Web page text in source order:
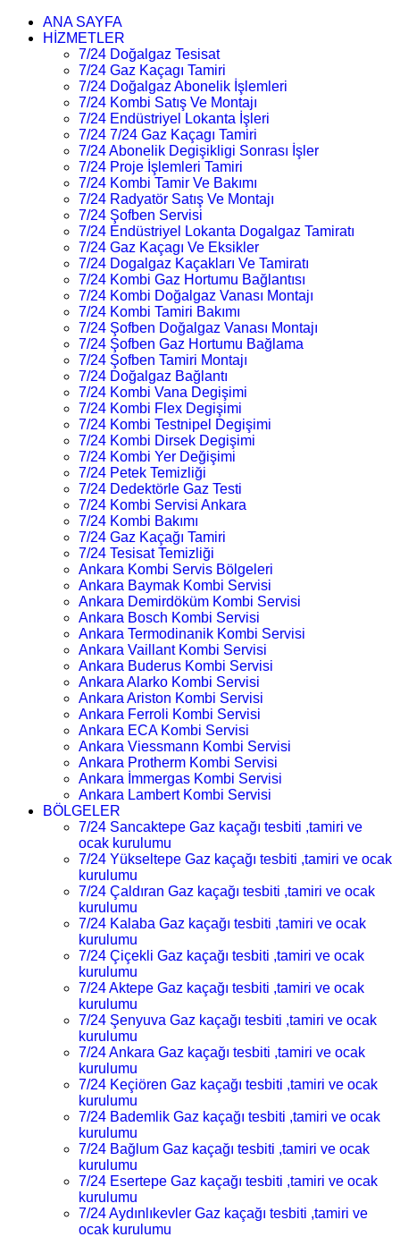
ANA SAYFA
HİZMETLER
7/24 Doğalgaz Tesisat
7/24 Gaz Kaçagı Tamiri
7/24 Doğalgaz Abonelik İşlemleri
7/24 Kombi Satış Ve Montajı
7/24 Endüstriyel Lokanta İşleri
7/24 7/24 Gaz Kaçagı Tamiri
7/24 Abonelik Degişikligi Sonrası İşler
7/24 Proje İşlemleri Tamiri
7/24 Kombi Tamir Ve Bakımı
7/24 Radyatör Satış Ve Montajı
7/24 Şofben Servisi
7/24 Endüstriyel Lokanta Dogalgaz Tamiratı
7/24 Gaz Kaçagı Ve Eksikler
7/24 Dogalgaz Kaçakları Ve Tamiratı
7/24 Kombi Gaz Hortumu Bağlantısı
7/24 Kombi Doğalgaz Vanası Montajı
7/24 Kombi Tamiri Bakımı
7/24 Şofben Doğalgaz Vanası Montajı
7/24 Şofben Gaz Hortumu Bağlama
7/24 Şofben Tamiri Montajı
7/24 Doğalgaz Bağlantı
7/24 Kombi Vana Degişimi
7/24 Kombi Flex Degişimi
7/24 Kombi Testnipel Degişimi
7/24 Kombi Dirsek Degişimi
7/24 Kombi Yer Değişimi
7/24 Petek Temizliği
7/24 Dedektörle Gaz Testi
7/24 Kombi Servisi Ankara
7/24 Kombi Bakımı
7/24 Gaz Kaçağı Tamiri
7/24 Tesisat Temizliği
Ankara Kombi Servis Bölgeleri
Ankara Baymak Kombi Servisi
Ankara Demirdöküm Kombi Servisi
Ankara Bosch Kombi Servisi
Ankara Termodinanik Kombi Servisi
Ankara Vaillant Kombi Servisi
Ankara Buderus Kombi Servisi
Ankara Alarko Kombi Servisi
Ankara Ariston Kombi Servisi
Ankara Ferroli Kombi Servisi
Ankara ECA Kombi Servisi
Ankara Viessmann Kombi Servisi
Ankara Protherm Kombi Servisi
Ankara İmmergas Kombi Servisi
Ankara Lambert Kombi Servisi
BÖLGELER
7/24 Sancaktepe Gaz kaçağı tesbiti ,tamiri ve
ocak kurulumu
7/24 Yükseltepe Gaz kaçağı tesbiti ,tamiri ve ocak
kurulumu
7/24 Çaldıran Gaz kaçağı tesbiti ,tamiri ve ocak
kurulumu
7/24 Kalaba Gaz kaçağı tesbiti ,tamiri ve ocak
kurulumu
7/24 Çiçekli Gaz kaçağı tesbiti ,tamiri ve ocak
kurulumu
7/24 Aktepe Gaz kaçağı tesbiti ,tamiri ve ocak
kurulumu
7/24 Şenyuva Gaz kaçağı tesbiti ,tamiri ve ocak
kurulumu
7/24 Ankara Gaz kaçağı tesbiti ,tamiri ve ocak
kurulumu
7/24 Keçiören Gaz kaçağı tesbiti ,tamiri ve ocak
kurulumu
7/24 Bademlik Gaz kaçağı tesbiti ,tamiri ve ocak
kurulumu
7/24 Bağlum Gaz kaçağı tesbiti ,tamiri ve ocak
kurulumu
7/24 Esertepe Gaz kaçağı tesbiti ,tamiri ve ocak
kurulumu
7/24 Aydınlıkevler Gaz kaçağı tesbiti ,tamiri ve
ocak kurulumu